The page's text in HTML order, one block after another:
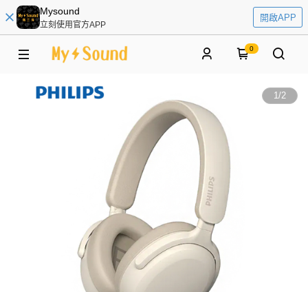
Mysound
立刻使用官方APP
開啟APP
0
1/2